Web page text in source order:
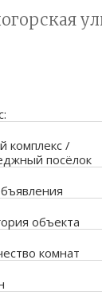
комплекс /
посёлок
объекта
комнат